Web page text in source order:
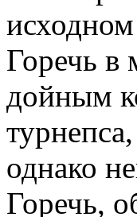
Горечь в
дойным
однако
Горечь,